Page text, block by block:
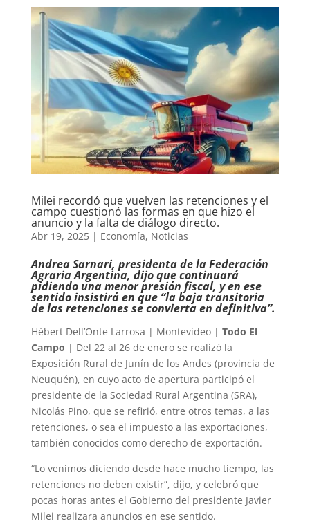
Milei recordó que vuelven las retenciones y el
campo cuestionó las formas en que hizo el
anuncio y la falta de diálogo directo.
Abr 19, 2025| Economía, Noticias
Andrea Sarnari, presidenta de la Federación
Agraria Argentina, dijo que continuará
pidiendo una menor presión fiscal, y en ese
sentido insistirá en que “la baja transitoria
de las retenciones se convierta en definitiva”.
Hébert Dell’Onte Larrosa | Montevideo | Todo El
Campo | Del 22 al 26 de enero se realizó la
Exposición Rural de Junín de los Andes (provincia de
Neuquén), en cuyo acto de apertura participó el
presidente de la Sociedad Rural Argentina (SRA),
Nicolás Pino, que se refirió, entre otros temas, a las
retenciones, o sea el impuesto a las exportaciones,
también conocidos como derecho de exportación.
“Lo venimos diciendo desde hace mucho tiempo, las
retenciones no deben existir”, dijo, y celebró que
pocas horas antes el Gobierno del presidente Javier
Milei realizara anuncios en ese sentido.